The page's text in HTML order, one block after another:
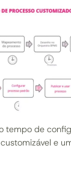
tempo de
customizável e